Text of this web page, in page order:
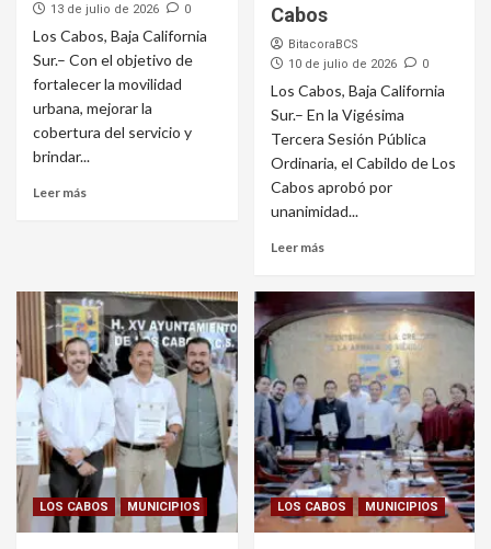
13 de julio de 2026
0
Los Cabos, Baja California
Sur.– Con el objetivo de
fortalecer la movilidad
urbana, mejorar la
cobertura del servicio y
brindar...
Leer más
Cabos
BitacoraBCS
10 de julio de 2026
0
Los Cabos, Baja California
Sur.– En la Vigésima
Tercera Sesión Pública
Ordinaria, el Cabildo de Los
Cabos aprobó por
unanimidad...
Leer más
LOS CABOS MUNICIPIOS LOS CABOS MUNICIPIOS